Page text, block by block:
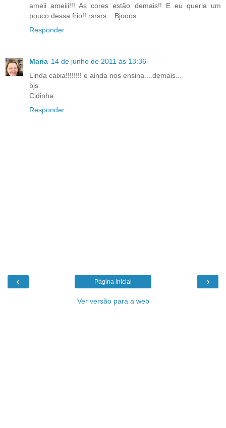
ameii ameiii!!! As cores estão demais!! E eu queria um
pouco dessa frio!! rsrsrs... Bjooos
Responder
Maria 14 de junho de 2011 às 13:36
Linda caixa!!!!!!!! e ainda nos ensina....demais...
bjs
Cidinha
Responder
‹ ›
Página inicial
Ver versão para a web